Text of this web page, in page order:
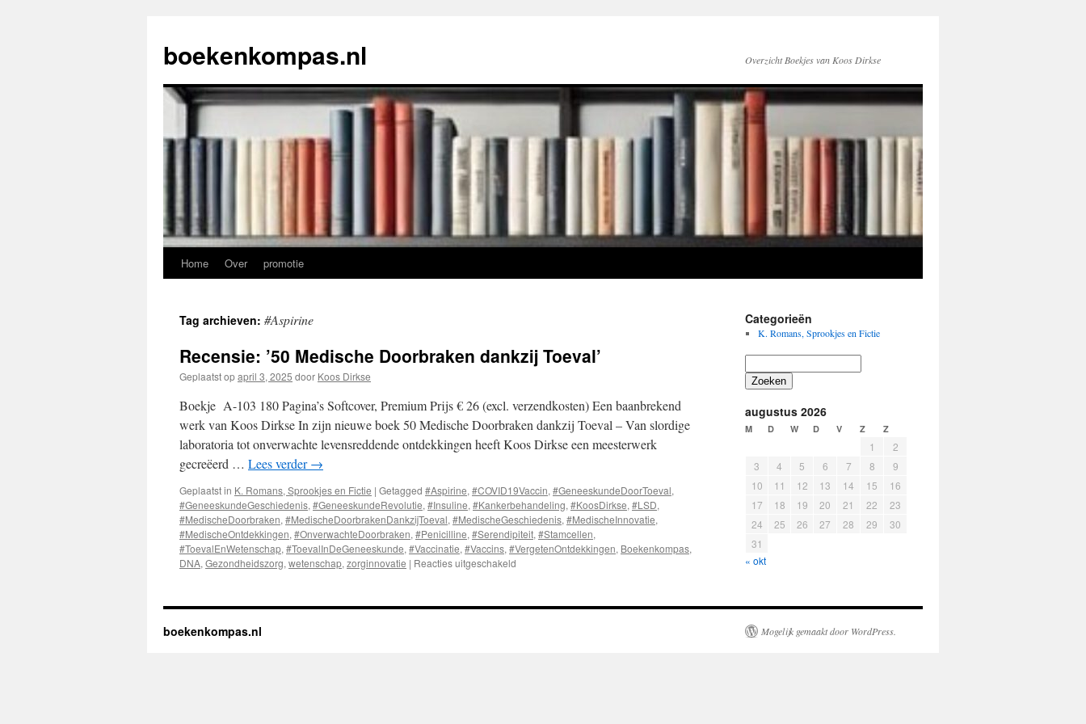
de
inhoud
boekenkompas.nl Overzicht Boekjes van Koos Dirkse
Home Over promotie
Tag archieven: #Aspirine
Recensie: ’50 Medische Doorbraken dankzij Toeval’
Geplaatst opapril 3, 2025 door Koos Dirkse
Boekje A-103 180 Pagina’s Softcover, Premium Prijs € 26 (excl. verzendkosten) Een baanbrekend
werk van Koos Dirkse In zijn nieuwe boek 50 Medische Doorbraken dankzij Toeval – Van slordige
laboratoria tot onverwachte levensreddende ontdekkingen heeft Koos Dirkse een meesterwerk
gecreëerd … Lees verder→
Geplaatst in K. Romans, Sprookjes en Fictie | Getagged #Aspirine, #COVID19Vaccin, #GeneeskundeDoorToeval,
#GeneeskundeGeschiedenis, #GeneeskundeRevolutie, #Insuline, #Kankerbehandeling, #KoosDirkse, #LSD,
#MedischeDoorbraken, #MedischeDoorbrakenDankzijToeval, #MedischeGeschiedenis, #MedischeInnovatie,
#MedischeOntdekkingen, #OnverwachteDoorbraken, #Penicilline, #Serendipiteit, #Stamcellen,
#ToevalEnWetenschap, #ToevalInDeGeneeskunde, #Vaccinatie, #Vaccins, #VergetenOntdekkingen, Boekenkompas,
DNA, Gezondheidszorg, wetenschap, zorginnovatie | Reacties uitgeschakeld
Medische
Categorieën
K. Romans, Sprookjes en Fictie
Zoeken
augustus 2026
M D W D V Z Z
1
2
3
4 5 6 7 8
9
10
11 12 13 14 15
16
17
18 19 20 21 22
23
24
25 26 27 28 29
30
31
« okt
boekenkompas.nl Mogelijk gemaakt door WordPress.